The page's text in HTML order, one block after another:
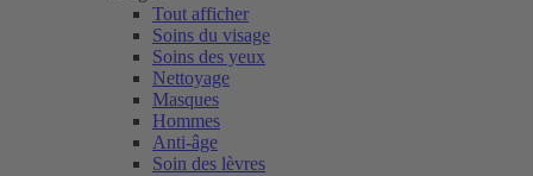
Tout afficher
Soins du visage
Soins des yeux
Nettoyage
Masques
Hommes
Anti-âge
Soin des lèvres